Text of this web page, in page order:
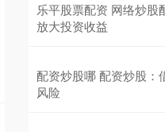
乐平股票配资 网络炒股
放大投资收益
配资炒股哪 配资炒股：
风险